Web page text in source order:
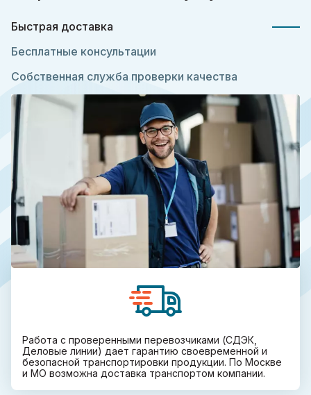
Быстрая доставка
Бесплатные консультации
Собственная служба проверки качества
Работа с проверенными перевозчиками (СДЭК,
Деловые линии) дает гарантию своевременной и
безопасной транспортировки продукции. По Москве
и МО возможна доставка транспортом компании.